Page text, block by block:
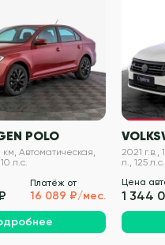
VIN проверен
POLO
км, Автоматическая,
л.с.
Платёж от
16 089 ₽/мес.
2021 г.в.,
л., 125 л.с.
Цена
1 344